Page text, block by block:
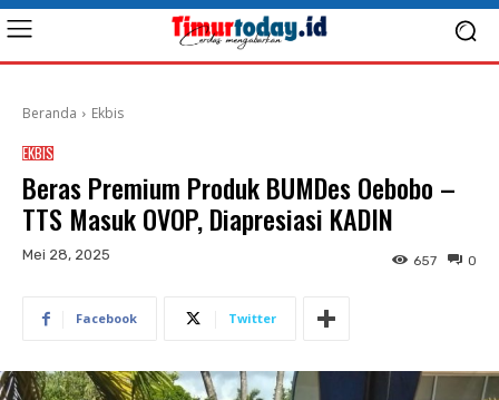
Beranda Ekbis
EKBIS
Beras Premium Produk BUMDes Oebobo –
TTS Masuk OVOP, Diapresiasi KADIN
Mei 28, 2025 0
657
Facebook Twitter